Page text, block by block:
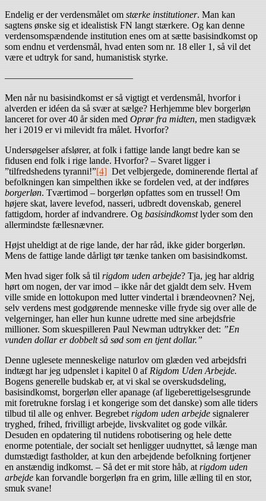
Endelig er der verdensmålet om stærke institutioner. Man kan
sagtens ønske sig et idealistisk FN langt stærkere. Og kan denne
verdensomspændende institution enes om at sætte basisindkomst op
som endnu et verdensmål, hvad enten som nr. 18 eller 1, så vil det
være et udtryk for sand, humanistisk styrke.
—————————————–
Men når nu basisindkomst er så vigtigt et verdensmål, hvorfor i
alverden er idéen da så svær at sælge? Herhjemme blev borgerløn
lanceret for over 40 år siden med Oprør fra midten, men stadigvæk
her i 2019 er vi milevidt fra målet. Hvorfor?
Undersøgelser afslører, at folk i fattige lande langt bedre kan se
fidusen end folk i rige lande. Hvorfor? – Svaret ligger i
”tilfredshedens tyranni!”[4] Det velbjergede, dominerende flertal af
befolkningen kan simpelthen ikke se fordelen ved, at der indføres
borgerløn. Tværtimod – borgerløn opfattes som en trussel! Om
højere skat, lavere levefod, nasseri, udbredt dovenskab, generel
fattigdom, horder af indvandrere. Og basisindkomstlyder som den
allermindste fællesnævner.
Højst uheldigt at de rige lande, der har råd, ikke gider borgerløn.
Mens de fattige lande dårligt tør tænke tanken om basisindkomst.
Men hvad siger folk så til rigdom uden arbejde? Tja, jeg har aldrig
hørt om nogen, der var imod – ikke når det gjaldt dem selv. Hvem
ville smide en lottokupon med lutter vindertal i brændeovnen? Nej,
selv verdens mest godgørende menneske ville fryde sig over alle de
velgerninger, han eller hun kunne udrette med sine arbejdsfrie
millioner. Som skuespilleren Paul Newman udtrykker det: ”En
vunden dollar er dobbelt så sød som en tjent dollar.”
Denne uglesete menneskelige naturlov om glæden ved arbejdsfri
indtægt har jeg udpenslet i kapitel 0 af Rigdom Uden Arbejde.
Bogens generelle budskab er, at vi skal se overskudsdeling,
basisindkomst, borgerløn eller apanage (af ligeberettigelses­grunde
mit foretrukne forslag i et kongerige som det danske) som alle tiders
tilbud til alle og enhver. Begrebetrigdom uden arbejde signalerer
tryghed, frihed, frivilligt arbejde, livskvalitet og gode vilkår.
Desuden en opdatering til nutidens robotisering og hele dette
enorme potentiale, der socialt set henligger uudnyttet, så længe man
dumstædigt fastholder, at kun den arbejdende befolkning fortjener
en anstændig indkomst. – Så det er mit store håb, atrigdom uden
arbejde kan forvandle borgerløn fra en grim, lille ælling til en stor,
smuk svane!